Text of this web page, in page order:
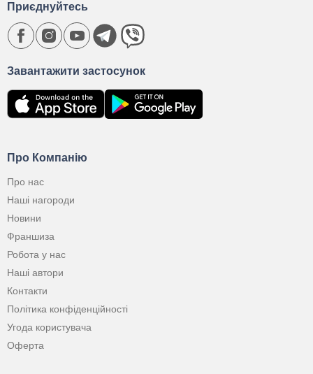
Про Компанію
Про нас
Наші нагороди
Новини
Франшиза
Робота у нас
Наші автори
Контакти
Політика конфіденційності
Угода користувача
Оферта
Завантажити застосунок
Приєднуйтесь